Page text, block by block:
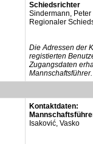
Schiedsrichter
Sindermann, Peter
Regionaler
Die Adressen der
registierten
Zugangsdaten
Mannschaftsführer.
Kontaktdaten:
Isaković, Vasko